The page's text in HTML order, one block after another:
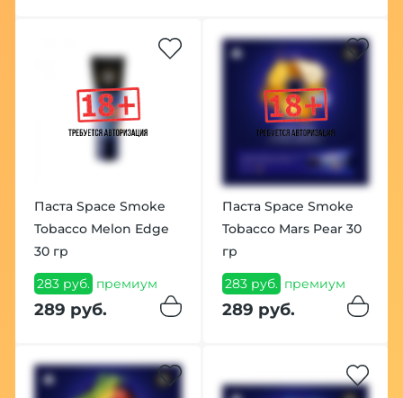
Паста Space Smoke
Tobacco Melon Edge
30 гр
283 руб. премиум
289 руб.
Паста Space Smoke
Tobacco Mars Pear 30
гр
283 руб. премиум
289 руб.